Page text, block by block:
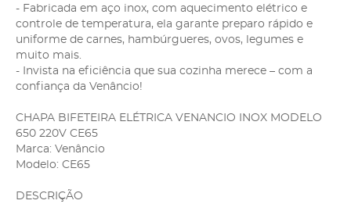
- Fabricada em aço inox, com aquecimento elétrico e
controle de temperatura, ela garante preparo rápido e
uniforme de carnes, hambúrgueres, ovos, legumes e
muito mais.
- Invista na eficiência que sua cozinha merece – com a
confiança da Venâncio!
CHAPA BIFETEIRA ELÉTRICA VENANCIO INOX MODELO
650 220V CE65
Marca: Venâncio
Modelo: CE65
DESCRIÇÃO